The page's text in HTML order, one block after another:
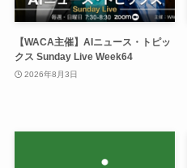
【WACA主催】AIニュース・トピッ
クス Sunday Live Week64
2026年8月3日